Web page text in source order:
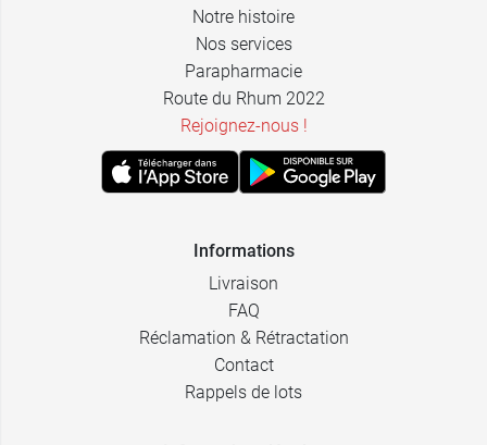
11,99 €
Notre histoire
Nos services
Parapharmacie
Route du Rhum 2022
Rejoignez-nous !
Informations
Livraison
FAQ
Réclamation & Rétractation
Contact
Rappels de lots